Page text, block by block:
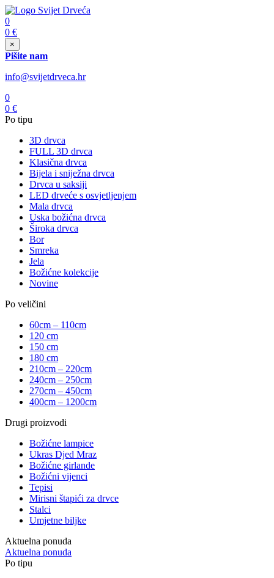
0
0 €
×
Pišite nam
info@svijetdrveca.hr
0
0 €
Po tipu
3D drvca
FULL 3D drvca
Klasična drvca
Bijela i sniježna drvca
Drvca u saksiji
LED drveće s osvjetljenjem
Mala drvca
Uska božićna drvca
Široka drvca
Bor
Smreka
Jela
Božićne kolekcije
Novine
Po veličini
60cm – 110cm
120 cm
150 cm
180 cm
210cm – 220cm
240cm – 250cm
270cm – 450cm
400cm – 1200cm
Drugi proizvodi
Božićne lampice
Ukras Djed Mraz
Božićne girlande
Božićni vijenci
Tepisi
Mirisni štapići za drvce
Stalci
Umjetne biljke
Aktuelna ponuda
Aktuelna ponuda
Po tipu